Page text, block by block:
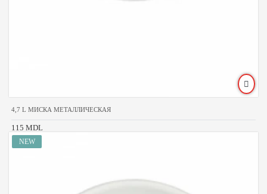
4,7 L МИСКА МЕТАЛЛИЧЕСКАЯ
115 MDL